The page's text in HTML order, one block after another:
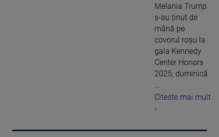
Melania Trump
s-au ținut de
mână pe
covorul roșu la
gala Kennedy
Center Honors
2025, duminică
...
Citeste mai mult
›